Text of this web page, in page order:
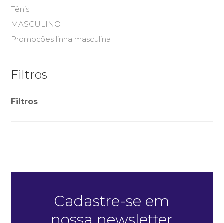
Tênis
MASCULINO
Promoções linha masculina
Filtros
Filtros
Cadastre-se em